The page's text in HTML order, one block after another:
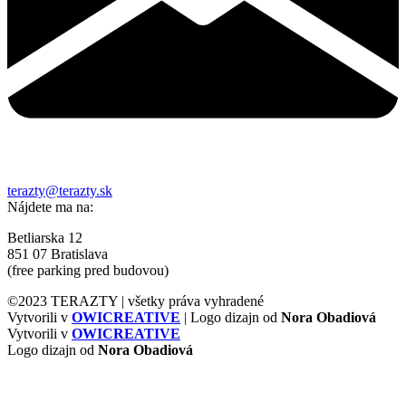
terazty@terazty.sk
Nájdete ma na:
Betliarska 12
851 07 Bratislava
(free parking pred budovou)
©2023 TERAZTY | všetky práva vyhradené
Vytvorili v OWICREATIVE | Logo dizajn od Nora Obadiová
Vytvorili v OWICREATIVE
Logo dizajn od Nora Obadiová